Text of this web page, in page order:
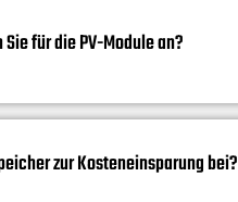
für die PV-Module an?
zur Kosteneinsparung bei?